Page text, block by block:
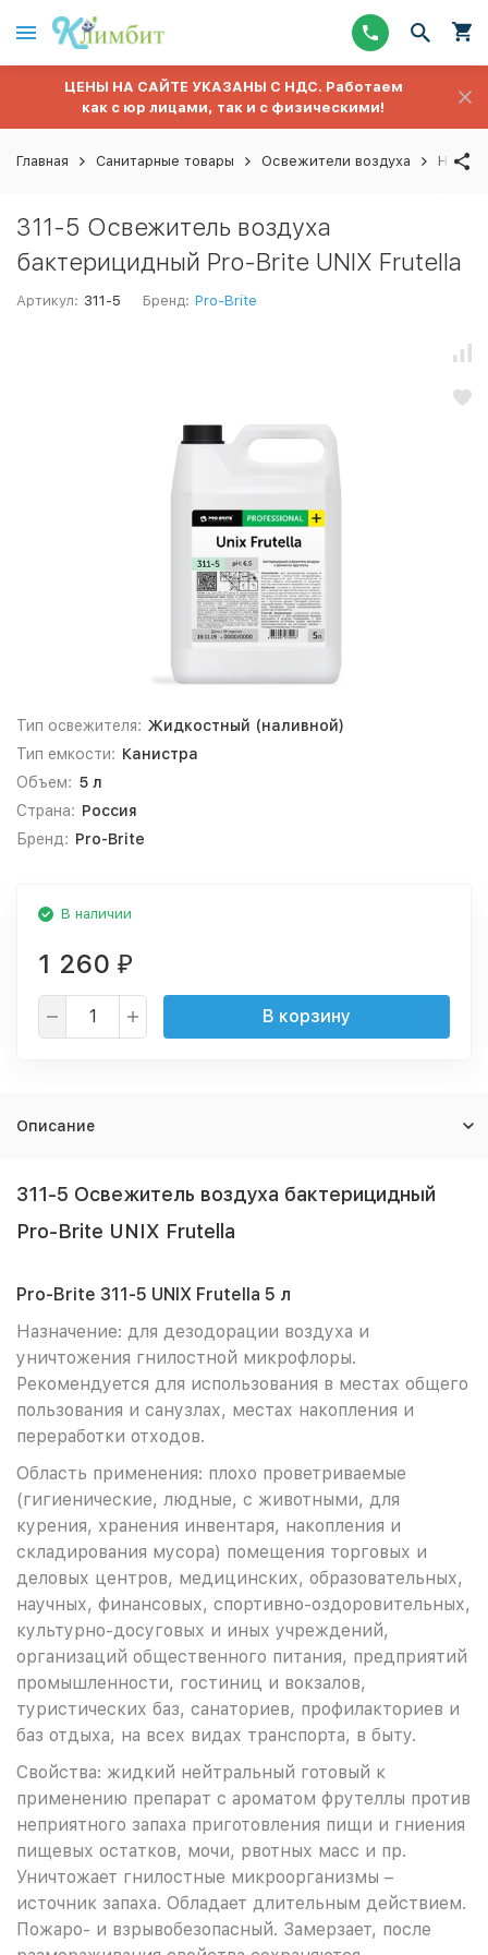
ЦЕНЫ НА САЙТЕ УКАЗАНЫ С НДС. Работаем
как с юр лицами, так и с физическими!
Главная Санитарные товары Освежители воздуха
311-5 Освежитель воздуха
бактерицидный Pro-Brite UNIX Frutella
Артикул: 311-5 Бренд: Pro-Brite
Тип освежителя: Жидкостный (наливной)
Тип емкости: Канистра
Объем: 5 л
Страна: Россия
Бренд: Pro-Brite
В наличии
1 260 ₽
В корзину
Описание
311-5 Освежитель воздуха бактерицидный
Pro-Brite UNIX Frutella
Pro-Brite 311-5 UNIX Frutella 5 л
Назначение: для дезодорации воздуха и
уничтожения гнилостной микрофлоры.
Рекомендуется для использования в местах общего
пользования и санузлах, местах накопления и
переработки отходов.
Область применения: плохо проветриваемые
(гигиенические, людные, с животными, для
курения, хранения инвентаря, накопления и
складирования мусора) помещения торговых и
деловых центров, медицинских, образовательных,
научных, финансовых, спортивно-оздоровительных,
культурно-досуговых и иных учреждений,
организаций общественного питания, предприятий
промышленности, гостиниц и вокзалов,
туристических баз, санаториев, профилакториев и
баз отдыха, на всех видах транспорта, в быту.
Свойства: жидкий нейтральный готовый к
применению препарат с ароматом фрутеллы против
неприятного запаха приготовления пищи и гниения
пищевых остатков, мочи, рвотных масс и пр.
Уничтожает гнилостные микроорганизмы –
источник запаха. Обладает длительным действием.
Пожаро- и взрывобезопасный. Замерзает, после